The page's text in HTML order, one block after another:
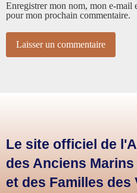
Enregistrer mon nom, mon e-mail
pour mon prochain commentaire.
Le site officiel de
des Anciens
et des Familles des